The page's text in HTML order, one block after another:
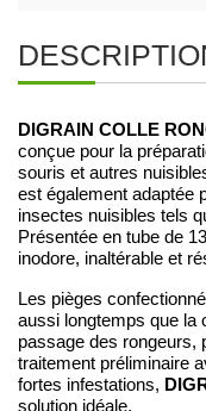
DIGRAIN COLLE
conçue pour la
souris et autres
est également adaptée
insectes nuisibles tels
Présentée en tube de
inodore, inaltérable et
Les pièges
aussi longtemps que la
passage des rongeurs,
traitement préliminaire
fortes infestations,
solution idéale.